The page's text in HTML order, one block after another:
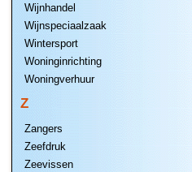
Wijnhandel
Wijnspeciaalzaak
Wintersport
Woninginrichting
Woningverhuur
Z
Zangers
Zeefdruk
Zeevissen